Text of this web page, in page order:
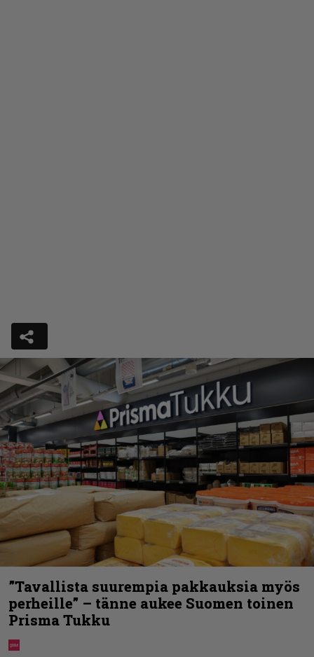
”Tavallista suurempia pakkauksia myös
perheille” – tänne aukee Suomen toinen
Prisma Tukku